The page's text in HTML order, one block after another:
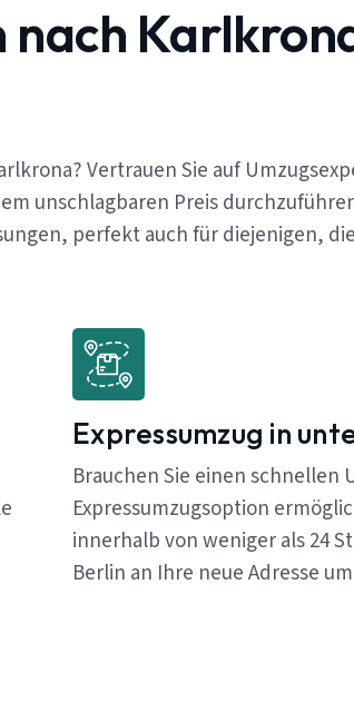
nach
Vertrauen Sie auf
unschlagbaren Preis
perfekt auch für diejenigen,
Expressumzug in
Brauchen Sie einen schnellen
Expressumzugsoption
innerhalb von weniger als 24
Berlin an Ihre neue Adresse